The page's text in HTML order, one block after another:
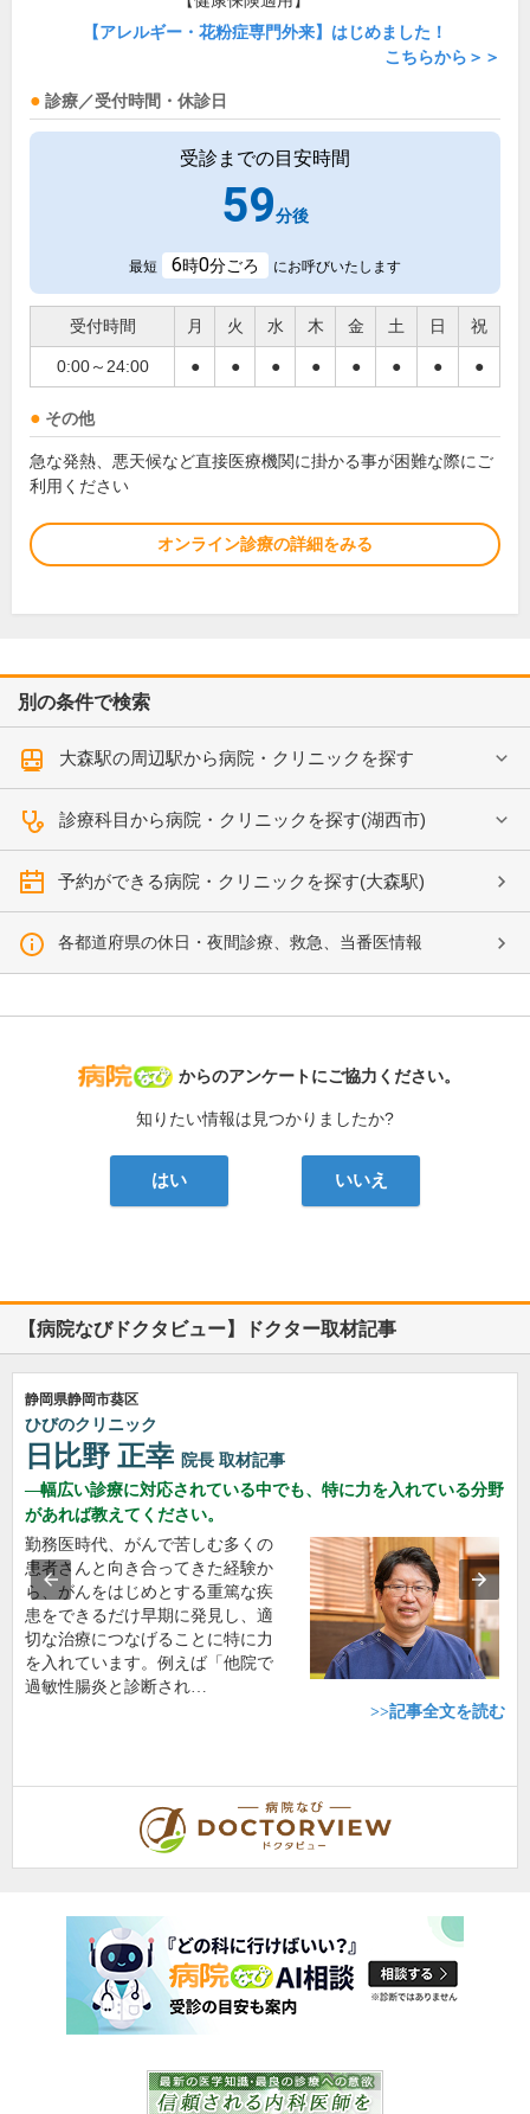
【アレルギー・花粉症専門外来】はじめました！
こちらから＞＞
診療／受付時間・休診日
受診までの目安時間
59分後
最短 6時0分ごろ にお呼びいたします
受付時間 月 火 水 木 金 土 日 祝
0:00～24:00 ● ● ● ● ● ● ● ●
その他
急な発熱、悪天候など直接医療機関に掛かる事が困難な際にご
利用ください
オンライン診療の詳細をみる
別の条件で検索
大森駅の周辺駅から病院・クリニックを探す
診療科目から病院・クリニックを探す(湖西市)
予約ができる病院・クリニックを探す(大森駅)
各都道府県の休日・夜間診療、救急、当番医情報
病院なび
からのアンケートにご協力ください。
知りたい情報は見つかりましたか?
はい いいえ
【病院なびドクタビュー】ドクター取材記事
静岡県静岡市葵区
ひびのクリニック
日比野 正幸 院長 取材記事
幅広い診療に対応されている中でも、特に力を入れている分野
があれば教えてください。
勤務医時代、がんで苦しむ多くの
患者さんと向き合ってきた経験か
ら、がんをはじめとする重篤な疾
患をできるだけ早期に発見し、適
切な治療につなげることに特に力
を入れています。例えば「他院で
過敏性腸炎と診断され…
>>記事全文を読む